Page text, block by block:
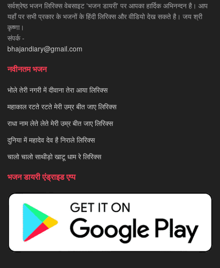
सर्वश्रेष्ठ भजन लिरिक्स वेबसाइट 'भजन डायरी' पर आपका हार्दिक अभिनन्दन है। आप
यहाँ पर सभी प्रकार के भजनों के हिंदी लिरिक्स और वीडियो देख सकते है। जय श्री
कृष्णा।
संपर्क -
bhajandiary@gmail.com
नवीनतम भजन
भोले तेरी नगरी में दीवाना तेरा आया लिरिक्स
महाकाल रटते रटते मेरी उम्र बीत जाए लिरिक्स
राधा नाम लेते लेते मेरी उम्र बीत जाए लिरिक्स
दुनिया में महादेव देव है निराले लिरिक्स
चालो चालो साथीड़ो खाटू धाम रे लिरिक्स
भजन डायरी एंड्राइड एप्प